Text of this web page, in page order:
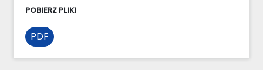
POBIERZ PLIKI
PDF